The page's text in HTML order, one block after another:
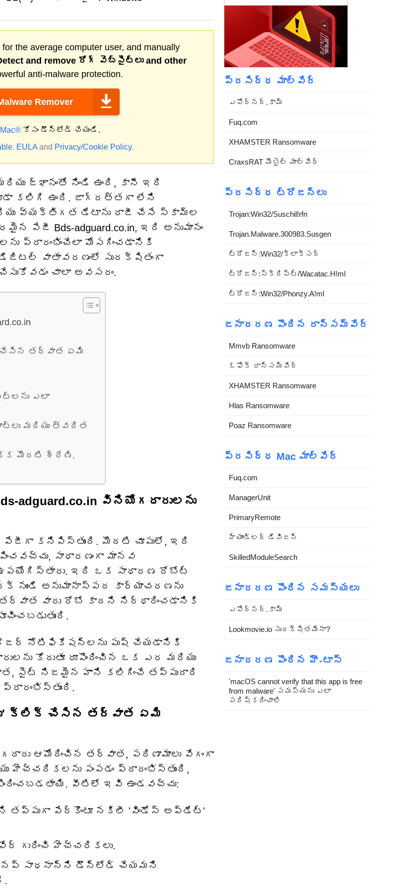
the average computer user, and manually
and remove రోగ్ వెబ్‌సైట్‌లుand other
anti-malware protection.
Remover
Mac®కోసం డౌన్‌లోడ్ చేయండి.
EULA and Privacy/Cookie Policy.
జ్ఞానంతో నిండి ఉంది, కానీ ఇది
కలిగి ఉంది. జాగ్రత్తగా లేని
వ్యక్తిగత డేటాను రాజీ చేసే స్కామ్‌ల
పేజీ Bds-adguard.co.in, ఇది అనుమానం
ప్రారంభించేలా మోసగించడానికి
వాతావరణంలో సురక్షితంగా
చాలా అవసరం.
చేసిన తర్వాత ఏమి
ఎలా
మరియు త్వరిత
మొదటి శ్రేణి.
adguard.co.in వినియోగదారులను
పేజీగా కనిపిస్తుంది. మొదటి చూపులో, ఇది
సాధారణంగా మానవ
ఉపయోగిస్తారు. ఇది ఒక సాధారణ రోబోట్
నుండి అనుమానాస్పద కార్యాచరణను
వారు రోబో కాదని నిర్ధారించడానికి
నోటిఫికేషన్‌లను పుష్ చేయడానికి
కోరుతూ రూపొందించిన ఒక ఎర మరియు
సైట్ నిజమైన హాని కలిగించే తప్పుదారి
క్లిక్ చేసిన తర్వాత ఏమి
ఆమోదించిన తర్వాత, పరిణామాలు వేగంగా
పంపడం ప్రారంభిస్తుంది,
వీటిలో ఇవి ఉండవచ్చు:
పేర్కొంటూ నకిలీ 'విండోస్ అప్‌డేట్'
హెచ్చరికలు.
సాధనాన్ని డౌన్‌లోడ్ చేయమని
ప్రసిద్ధ మాల్వేర్
ఎపోర్నర్.కామ్
Fuq.com
XHAMSTER Ransomware
CraxsRAT మొబైల్ మాల్వేర్
ప్రసిద్ధ ట్రోజన్లు
Trojan:Win32/Suschil!rfn
Trojan.Malware.300983.Susgen
ట్రోజన్:Win32/క్లాక్సర్
ట్రోజన్:స్క్రిప్ట్/Wacatac.H!ml
ట్రోజన్:Win32/Phonzy.A!ml
జనాదరణ పొందిన రాన్సమ్‌వేర్
Mmvb Ransomware
ఓఫోక్ రాన్సమ్‌వేర్
XHAMSTER Ransomware
Hlas Ransomware
Poaz Ransomware
ప్రసిద్ధ Mac మాల్వేర్
Fuq.com
ManagerUnit
PrimaryRemote
హ్యాండ్లర్ డివిజన్
SkilledModuleSearch
జనాదరణ పొందిన సమస్యలు
ఎపోర్నర్.కామ్
Lookmovie.io సురక్షితమేనా?
జనాదరణ పొందిన హౌ-టాస్
'macOS cannot verify that this app is free
from malware' సమస్యను ఎలా
పరిష్కరించాలి